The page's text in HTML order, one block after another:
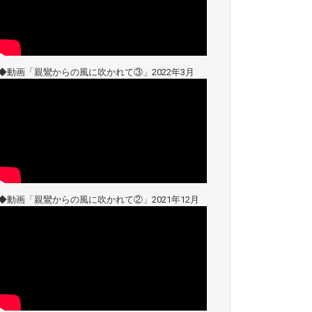
動画「親鸞からの風に吹かれて③」2022年3月
動画「親鸞からの風に吹かれて②」2021年12月